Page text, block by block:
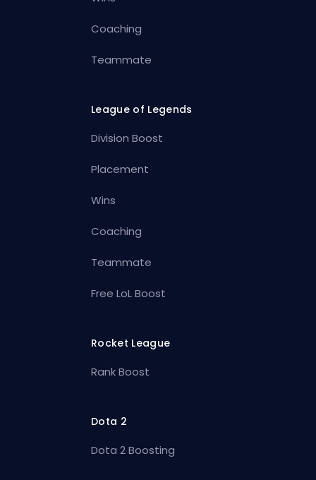
Coaching
Teammate
League of Legends
Division Boost
Placement
Wins
Coaching
Teammate
Free LoL Boost
Rocket League
Rank Boost
Dota 2
Dota 2 Boosting